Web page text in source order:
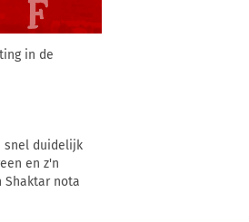
in de
snel duidelijk
en z'n
Shaktar nota